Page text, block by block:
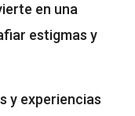
en una
estigmas y
y experiencias